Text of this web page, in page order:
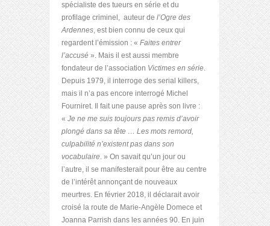
spécialiste des tueurs en série et du
profilage criminel, auteur de l’Ogre des
Ardennes, est bien connu de ceux qui
regardent l’émission : « Faites entrer
l’accusé ». Mais il est aussi membre
fondateur de l’association Victimes en série.
Depuis 1979, il interroge des serial killers,
mais il n’a pas encore interrogé Michel
Fourniret. Il fait une pause après son livre :
« Je ne me suis toujours pas remis d’avoir
plongé dans sa tête … Les mots remord,
culpabilité n’existent pas dans son
vocabulaire. » On savait qu’un jour ou
l’autre, il se manifesterait pour être au centre
de l’intérêt annonçant de nouveaux
meurtres. En février 2018, il déclarait avoir
croisé la route de Marie-Angèle Domece et
Joanna Parrish dans les années 90. En juin